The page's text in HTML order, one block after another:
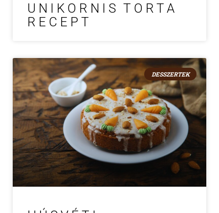
UNIKORNIS TORTA
RECEPT
DESSZERTEK